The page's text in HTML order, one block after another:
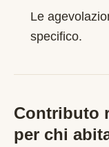
Le
specifico.
Contributo
per chi